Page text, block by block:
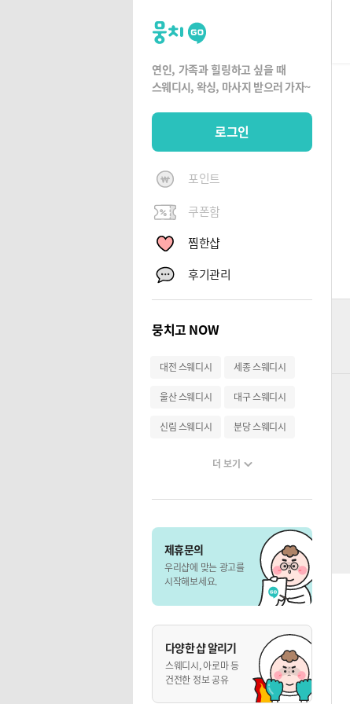
뭉
치
고
연인, 가족과 힐링하고 싶을 때
스웨디시, 왁싱, 마사지 받으러 가자~
로그인
포인트
쿠폰함
찜한샵
후기관리
뭉치고 NOW
대전 스웨디시 세종 스웨디시
울산 스웨디시 대구 스웨디시
신림 스웨디시 분당 스웨디시
더 보기
제휴문의
우리샵에 맞는 광고를
시작해보세요.
다양한 샵 알리기
스웨디시, 아로마 등
건전한 정보 공유